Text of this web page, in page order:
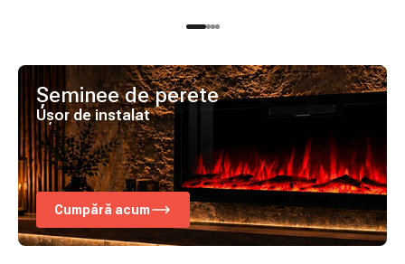
Șeminee de perete
Ușor de instalat
Cumpără acum